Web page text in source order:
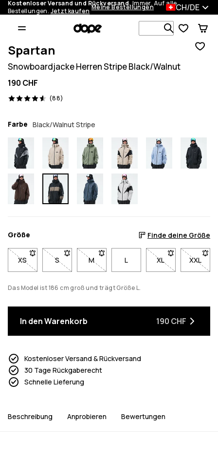
Kostenloser Versand und Rückversand.Immer. Auf alle
Bestellungen. Jetzt kaufen Meine Bestellungen CH/DE
Spartan
Snowboardjacke Herren Stripe Black/Walnut
190 CHF
(88)
88 Reviews, 4.6/5
Farbe Black/Walnut Stripe
Größe Finde deine Größe
XS- Größe XS nicht verfügbar. Klicke, um benachrichtigt zu
S- Größe S nicht verfügbar. Klicke, um
M- Größe M nicht verfügbar. Klicke, um
L XL- Größe XL nicht
XXL
-
Das Model ist 186 cm groß und trägt Größe L.
In den Warenkorb 190 CHF
Kostenloser Versand & Rückversand
30 Tage Rückgaberecht
Schnelle Lieferung
Beschreibung Anprobieren Bewertungen